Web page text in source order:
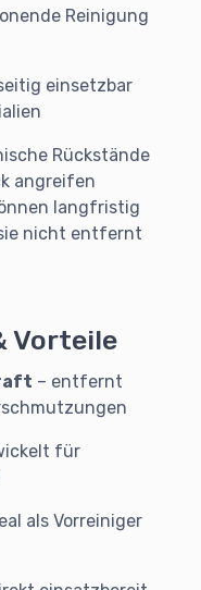
Reinigung
einsetzbar
Rückstände
angreifen
langfristig
nicht entfernt
Vorteile
– entfernt
für
als Vorreiniger